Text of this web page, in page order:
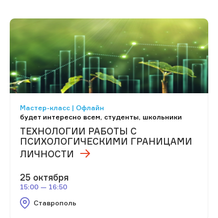
Мастер-класс | Офлайн
будет интересно всем, студенты, школьники
ТЕХНОЛОГИИ РАБОТЫ С
ПСИХОЛОГИЧЕСКИМИ ГРАНИЦАМИ
ЛИЧНОСТИ
25 октября
15:00 — 16:50
Ставрополь